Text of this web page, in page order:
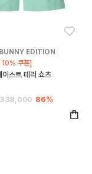
EDITION
10% 쿠폰]
이스트 테리 쇼츠
338,000 86%